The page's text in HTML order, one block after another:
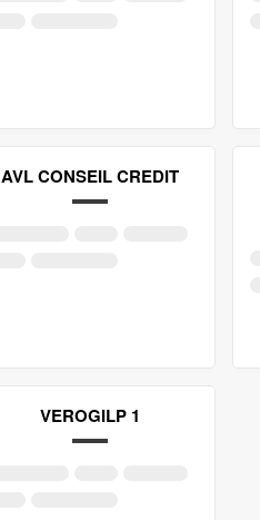
AVL CONSEIL CREDIT
VEROGILP 1